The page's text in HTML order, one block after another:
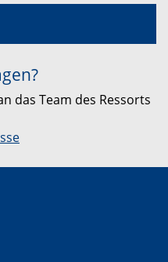
das Team des Ressorts